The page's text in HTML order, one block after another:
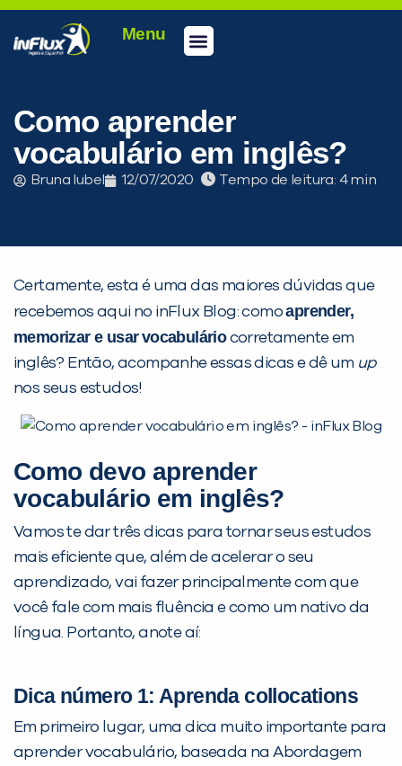
Menu
Como aprender
vocabulário em inglês?
Bruna Iubel 12/07/2020 Tempo de leitura:
Certamente, esta é uma das maiores dúvidas que
recebemos aqui no inFlux Blog: comoaprender,
memorizar e usarvocabuláriocorretamente em
inglês? Então, acompanhe essas dicas e dê um up
nos seus estudos!
Como devo aprender
vocabulário em inglês?
Vamos te dar três dicas para tornar seus estudos
mais eficiente que, além de acelerar o seu
aprendizado, vai fazer principalmente com que
você fale com mais fluência e como um nativo da
língua. Portanto, anote aí:
Dica número 1: Aprenda collocations
Em primeiro lugar, uma dica muito importante para
aprender vocabulário, baseada na Abordagem
PEÇA UMA DEMONSTRAÇÃO DE MÉTODO
Não encontramos nenhuma unidade
inFlux nesta cidade ou bairro que
você digitou.